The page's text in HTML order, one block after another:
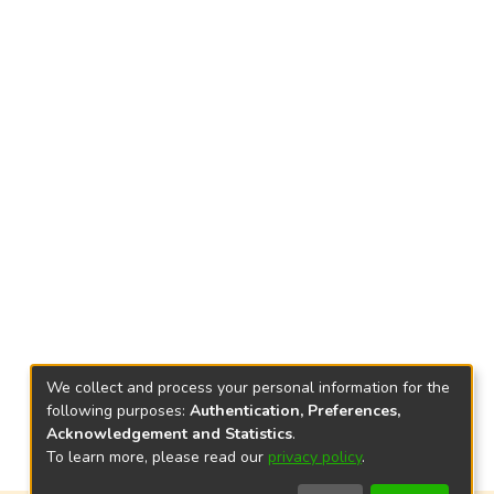
We collect and process your personal information for the
following purposes: Authentication, Preferences,
Acknowledgement and Statistics.
To learn more, please read our privacy policy.